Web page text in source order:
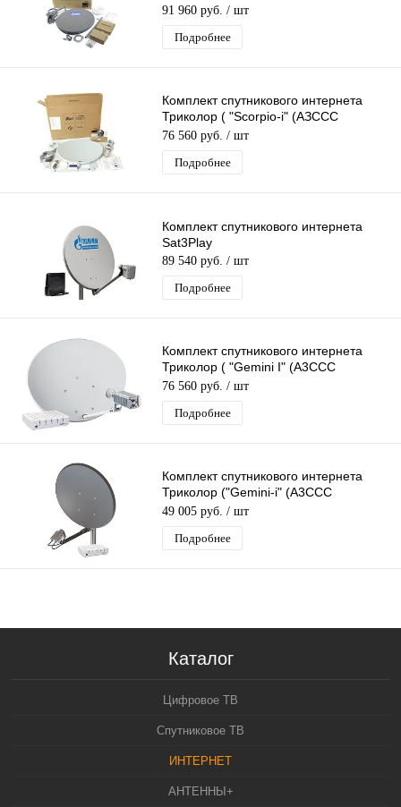
S2X - 0.76/Ka) без кронштейна
91 960 руб. / шт
Подробнее
Комплект спутникового интернета
Триколор ( "Scorpio-i" (AЗССС
«SkyEdgeII-c-0,76/Ka) без кронштейна
76 560 руб. / шт
Подробнее
Комплект спутникового интернета
Sat3Play
89 540 руб. / шт
Подробнее
Комплект спутникового интернета
Триколор ( "Gemini I" (A3CCC
"SkyEdgeII-c-0.76/Ka") без кронштейн
76 560 руб. / шт
Подробнее
Комплект спутникового интернета
Триколор ("Gemini-i" (A3CCC
"SkyEdgeII-c-0.74/Ka")
49 005 руб. / шт
Подробнее
Каталог
Цифровое ТВ
Спутниковое ТВ
ИНТЕРНЕТ
АНТЕННЫ+